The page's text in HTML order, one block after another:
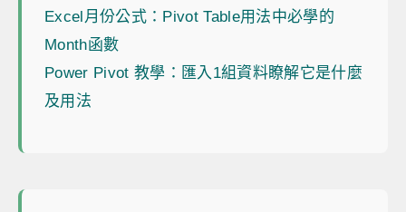
Excel月份公式：Pivot Table用法中必學的
Month函數
Power Pivot 教學：匯入1組資料瞭解它是什麼
及用法